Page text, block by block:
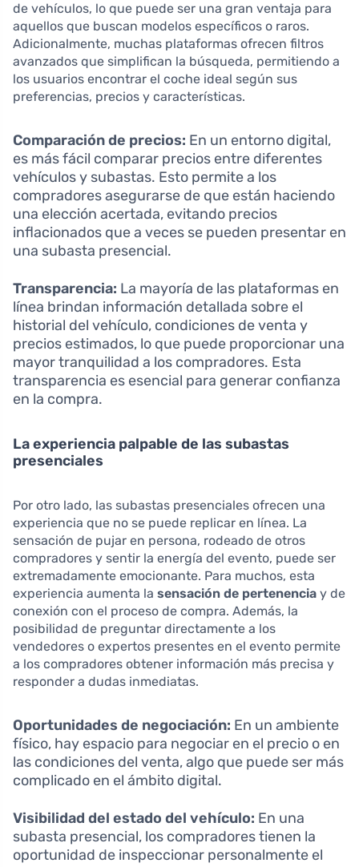
de vehículos, lo que puede ser una gran ventaja para
aquellos que buscan modelos específicos o raros.
Adicionalmente, muchas plataformas ofrecen filtros
avanzados que simplifican la búsqueda, permitiendo a
los usuarios encontrar el coche ideal según sus
preferencias, precios y características.
Comparación de precios: En un entorno digital,
es más fácil comparar precios entre diferentes
vehículos y subastas. Esto permite a los
compradores asegurarse de que están haciendo
una elección acertada, evitando precios
inflacionados que a veces se pueden presentar en
una subasta presencial.
Transparencia: La mayoría de las plataformas en
línea brindan información detallada sobre el
historial del vehículo, condiciones de venta y
precios estimados, lo que puede proporcionar una
mayor tranquilidad a los compradores. Esta
transparencia es esencial para generar confianza
en la compra.
La experiencia palpable de las subastas
presenciales
Por otro lado, las subastas presenciales ofrecen una
experiencia que no se puede replicar en línea. La
sensación de pujar en persona, rodeado de otros
compradores y sentir la energía del evento, puede ser
extremadamente emocionante. Para muchos, esta
experiencia aumenta la sensación de pertenencia y de
conexión con el proceso de compra. Además, la
posibilidad de preguntar directamente a los
vendedores o expertos presentes en el evento permite
a los compradores obtener información más precisa y
responder a dudas inmediatas.
Oportunidades de negociación: En un ambiente
físico, hay espacio para negociar en el precio o en
las condiciones del venta, algo que puede ser más
complicado en el ámbito digital.
Visibilidad del estado del vehículo: En una
subasta presencial, los compradores tienen la
oportunidad de inspeccionar personalmente el